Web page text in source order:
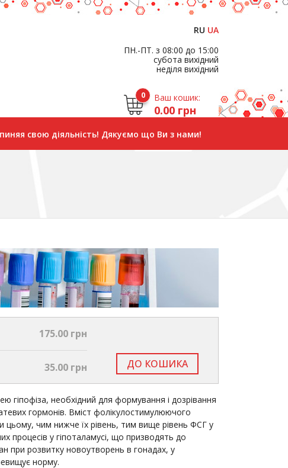
RU UA
ПН.-ПТ. з 08:00 до 15:00
субота вихідний
неділя вихідний
0 Ваш кошик:
0.00 грн
свою діяльність! Дякуємо що Ви з нами!
175.00 грн
35.00 грн ДО КОШИКА
необхідний для формування і дозрівання
гормонів. Вміст фолікулостимулюючого
цьому, чим нижче їх рівень, тим вище рівень ФСГ у
процесів у гіпоталамусі, що призводять до
при розвитку новоутворень в гонадах, у
норму.